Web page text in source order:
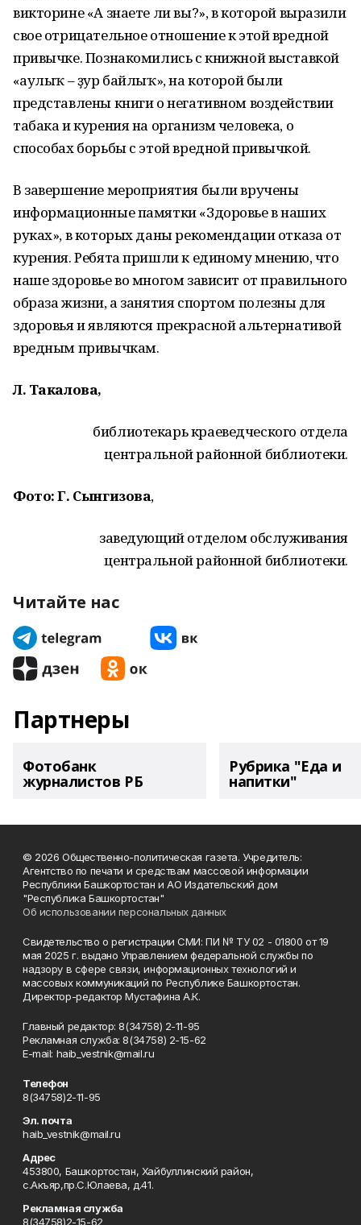
викторине «А знаете ли вы?», в которой выразили
свое отрицательное отношение к этой вредной
привычке. Познакомились с книжной выставкой
«Һаулыҡ – ҙур байлыҡ», на которой были
представлены книги о негативном воздействии
табака и курения на организм человека, о
способах борьбы с этой вредной привычкой.
В завершение мероприятия были вручены
информационные памятки «Здоровье в наших
руках», в которых даны рекомендации отказа от
курения. Ребята пришли к единому мнению, что
наше здоровье во многом зависит от правильного
образа жизни, а занятия спортом полезны для
здоровья и являются прекрасной альтернативой
вредным привычкам.
Л. Такалова,
библиотекарь краеведческого отдела
центральной районной библиотеки.
Фото: Г. Сынгизова,
заведующий отделом обслуживания
центральной районной библиотеки.
Читайте нас
Партнеры
Фотобанк
журналистов РБ
Рубрика "Еда и
напитки"
© 2026 Общественно-политическая газета. Учредитель:
Агентство по печати и средствам массовой информации
Республики Башкортостан и АО Издательский дом
"Республика Башкортостан"
Об использовании персональных данных
Свидетельство о регистрации СМИ: ПИ № ТУ 02 - 01800 от 19
мая 2025 г. выдано Управлением федеральной службы по
надзору в сфере связи, информационных технологий и
массовых коммуникаций по Республике Башкортостан.
Директор-редактор Мустафина А.К.
Главный редактор: 8(34758) 2-11-95
Рекламная служба: 8(34758) 2-15-62
Е-mаil: haib_vestnik@mail.ru
Телефон
8(34758)2-11-95
Эл. почта
haib_vestnik@mail.ru
Адрес
453800, Башкортостан, Хайбуллинский район,
с.Акъяр,пр.С.Юлаева, д.41.
Рекламная служба
8(34758)2-15-62